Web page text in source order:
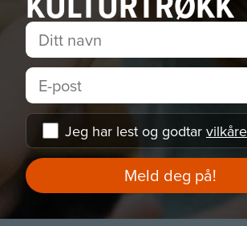
Jeg har lest og godtar
Meld deg på!